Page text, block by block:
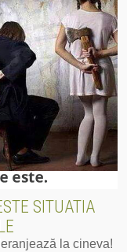
SITUATIA
la cineva!